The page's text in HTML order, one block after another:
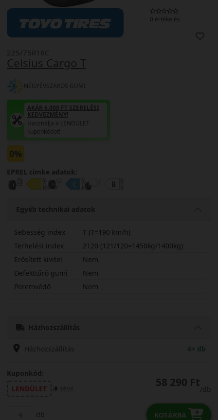
0 értékelés
Celsius Cargo T
225/75R16C
NÉGYÉVSZAKOS GUMI
AKÁR 6.000 FT SZERELÉSI
KEDVEZMÉNY!
Használja a LENDÜLET
kuponkódot!
0%
EPREL cimke adatok:
Egyéb technikai adatok
Sebesség index
T (T=190 km/h)
Terhelési index
2120 (121/120=1450kg/1400kg)
Erősített kivitel
Nem
Defekttűrő gumi
Nem
Peremvédő
Nem
Házhozszállítás
Házhozszállítás 4+ db
Kuponkód:
LENDÜLET
másol 58 290 Ft
/db
db KOSÁRBA